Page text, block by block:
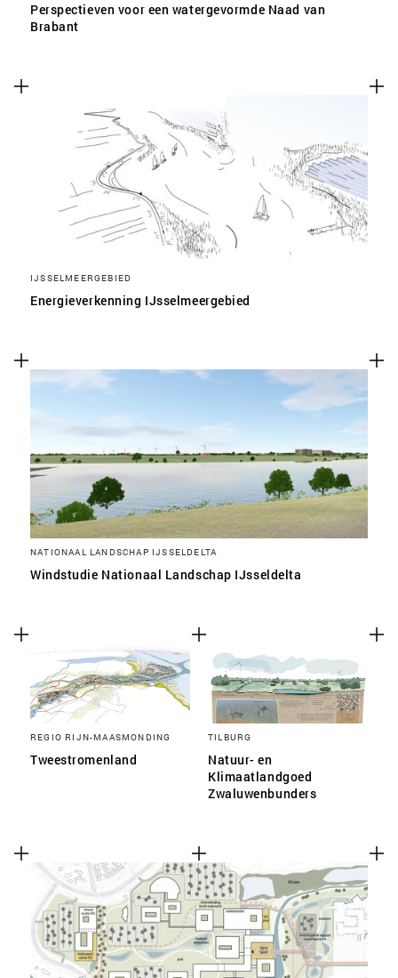
Perspectieven voor een watergevormde Naad van
Brabant
IJSSELMEERGEBIED
Energieverkenning IJsselmeergebied
NATIONAAL LANDSCHAP IJSSELDELTA
Windstudie Nationaal Landschap IJsseldelta
REGIO RIJN-MAASMONDING
Tweestromenland
TILBURG
Natuur- en
Klimaatlandgoed
Zwaluwenbunders